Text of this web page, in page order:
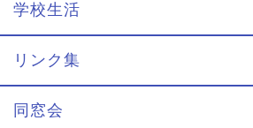
学校生活
リンク集
同窓会